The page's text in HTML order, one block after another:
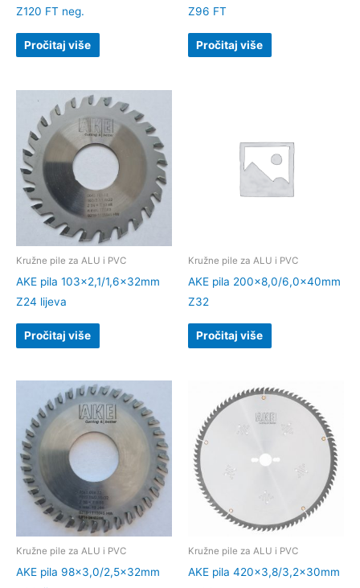
Z120 FT neg.
Pročitaj više
Z96 FT
Pročitaj više
Kružne pile za ALU i PVC
AKE pila 103×2,1/1,6x32mm
Z24 lijeva
Pročitaj više
Kružne pile za ALU i PVC
AKE pila 200×8,0/6,0x40mm
Z32
Pročitaj više
Kružne pile za ALU i PVC
AKE pila 98×3,0/2,5x32mm
Kružne pile za ALU i PVC
AKE pila 420×3,8/3,2x30mm